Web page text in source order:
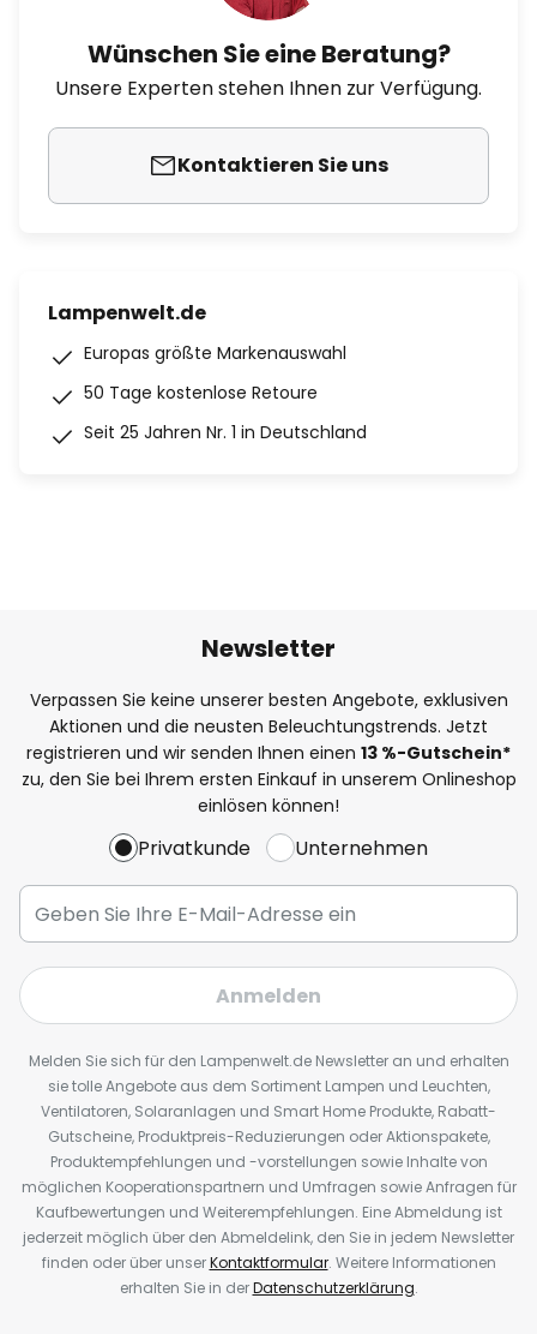
Wünschen Sie eine Beratung?
Unsere Experten stehen Ihnen zur Verfügung.
Kontaktieren Sie uns
Lampenwelt.de
Europas größte Markenauswahl
50 Tage kostenlose Retoure
Seit 25 Jahren Nr. 1 in Deutschland
Newsletter
Verpassen Sie keine unserer besten Angebote, exklusiven
Aktionen und die neusten Beleuchtungstrends. Jetzt
registrieren und wir senden Ihnen einen 13 %-Gutschein*
zu, den Sie bei Ihrem ersten Einkauf in unserem Onlineshop
einlösen können!
Privatkunde Unternehmen
Anmelden
Melden Sie sich für den Lampenwelt.de Newsletter an und erhalten
sie tolle Angebote aus dem Sortiment Lampen und Leuchten,
Ventilatoren, Solaranlagen und Smart Home Produkte, Rabatt-
Gutscheine, Produktpreis-Reduzierungen oder Aktionspakete,
Produktempfehlungen und -vorstellungen sowie Inhalte von
möglichen Kooperationspartnern und Umfragen sowie Anfragen für
Kaufbewertungen und Weiterempfehlungen. Eine Abmeldung ist
jederzeit möglich über den Abmeldelink, den Sie in jedem Newsletter
finden oder über unserKontaktformular. Weitere Informationen
erhalten Sie in derDatenschutzerklärung.